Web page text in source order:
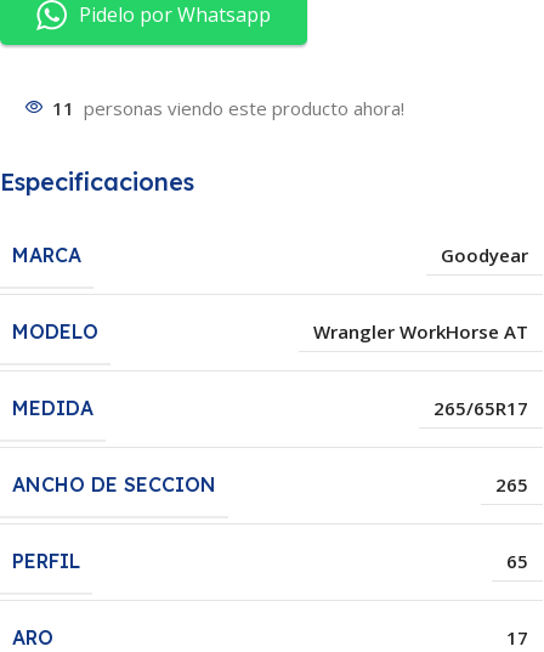
Pidelo por Whatsapp
11 personas viendo este producto ahora!
Especificaciones
MARCA Goodyear
MODELO Wrangler WorkHorse AT
MEDIDA 265/65R17
ANCHO DE SECCION 265
PERFIL 65
ARO 17